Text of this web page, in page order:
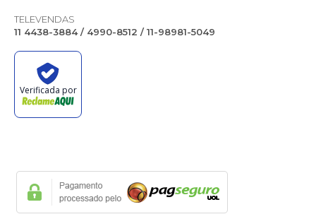
TELEVENDAS
11 4438-3884 / 4990-8512 / 11-98981-5049
Verificada por